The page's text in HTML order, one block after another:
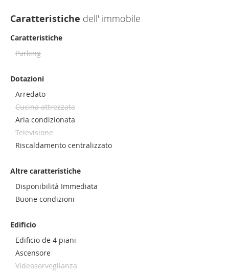
Caratteristiche dell' immobile
Caratteristiche
Parking
Dotazioni
Arredato
Cucina attrezzata
Aria condizionata
Televisione
Riscaldamento centralizzato
Altre caratteristiche
Disponibilità Immediata
Buone condizioni
Edificio
Edificio de 4 piani
Ascensore
Videosorveglianza